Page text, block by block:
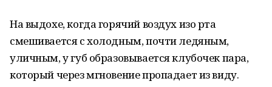
На выдохе, когда горячий воздух изо рта
смешивается с холодным, почти ледяным,
уличным, у губ образовывается клубочек пара,
который через мгновение пропадает из виду.